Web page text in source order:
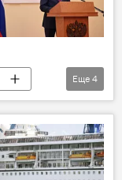
Еще 4